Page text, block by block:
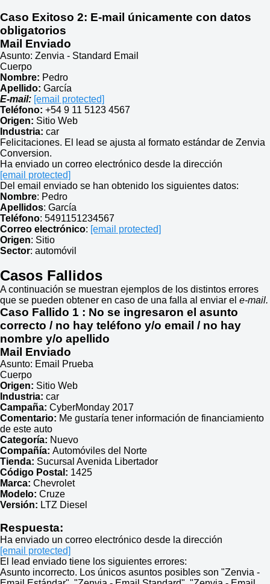
Caso Exitoso 2: E-mail únicamente con datos
obligatorios
Mail Enviado
Asunto: Zenvia - Standard Email
Cuerpo
Nombre: Pedro
Apellido: García
E-mail: [email protected]
Teléfono: +54 9 11 5123 4567
Origen: Sitio Web
Industria: car
Felicitaciones. El lead se ajusta al formato estándar de Zenvia
Conversion.
Ha enviado un correo electrónico desde la dirección
[email protected]
Del email enviado se han obtenido los siguientes datos:
Nombre: Pedro
Apellidos: García
Teléfono: 5491151234567
Correo electrónico: [email protected]
Origen: Sitio
Sector: automóvil
Casos Fallidos
A continuación se muestran ejemplos de los distintos errores
que se pueden obtener en caso de una falla al enviar el e-mail.
Caso Fallido 1 : No se ingresaron el asunto
correcto / no hay teléfono y/o email / no hay
nombre y/o apellido
Mail Enviado
Asunto: Email Prueba
Cuerpo
Origen: Sitio Web
Industria: car
Campaña: CyberMonday 2017
Comentario: Me gustaría tener información de financiamiento
de este auto
Categoría: Nuevo
Compañía: Automóviles del Norte
Tienda: Sucursal Avenida Libertador
Código Postal: 1425
Marca: Chevrolet
Modelo: Cruze
Versión: LTZ Diesel
Respuesta:
Ha enviado un correo electrónico desde la dirección
[email protected]
El lead enviado tiene los siguientes errores:
Asunto incorrecto. Los únicos asuntos posibles son "Zenvia -